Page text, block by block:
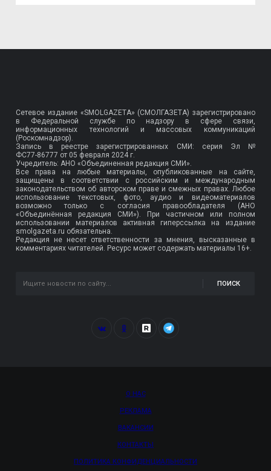
Сетевое издание «SMOLGAZETA» (СМОЛГАЗЕТА) зарегистрировано
в Федеральной службе по надзору в сфере связи,
информационных технологий и массовых коммуникаций
(Роскомнадзор).
Запись в реестре зарегистрированных СМИ: серия Эл №
ФС77-86777 от 05 февраля 2024 г.
Учредитель: АНО «Объединенная редакция СМИ».
Все права на любые материалы, опубликованные на сайте,
защищены в соответствии с российским и международным
законодательством об авторском праве и смежных правах. Любое
использование текстовых, фото, аудио и видеоматериалов
возможно только с согласия правообладателя (АНО
«Объединённая редакция СМИ»). При частичном или полном
использовании материалов активная гиперссылка на издание
smolgazeta.ru обязательна.
Редакция не несет ответственности за мнения, высказанные в
комментариях читателей. Ресурс может содержать материалы 16+.
ПОИСК
О НАС
РЕКЛАМА
ВАКАНСИИ
КОНТАКТЫ
ПОЛИТИКА КОНФИДЕНЦИАЛЬНОСТИ